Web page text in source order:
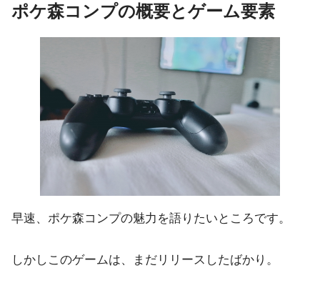
ポケ森コンプの概要とゲーム要素
早速、ポケ森コンプの魅力を語りたいところです。
しかしこのゲームは、まだリリースしたばかり。